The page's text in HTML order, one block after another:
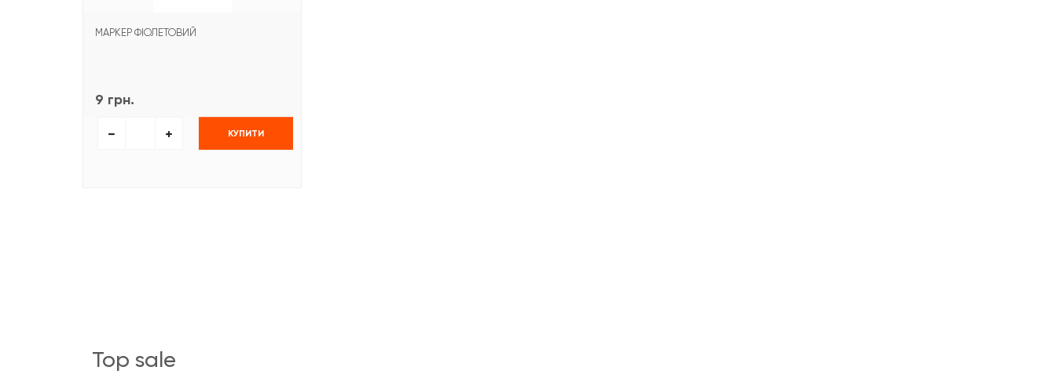
МАРКЕР ФІОЛЕТОВИЙ
9 грн.
КУПИТИ
top sale